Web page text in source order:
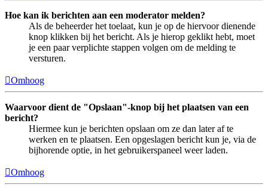
Hoe kan ik berichten aan een moderator melden?
Als de beheerder het toelaat, kun je op de hiervoor dienende
knop klikken bij het bericht. Als je hierop geklikt hebt, moet
je een paar verplichte stappen volgen om de melding te
versturen.
Omhoog
Waarvoor dient de "Opslaan"-knop bij het plaatsen van een
bericht?
Hiermee kun je berichten opslaan om ze dan later af te
werken en te plaatsen. Een opgeslagen bericht kun je, via de
bijhorende optie, in het gebruikerspaneel weer laden.
Omhoog